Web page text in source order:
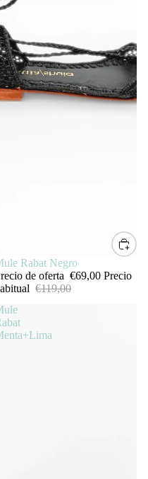
Rabat Negro
de oferta €69,00 Precio
€119,00